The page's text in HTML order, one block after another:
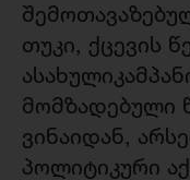
თუკი, ქცევის
მომზადებული
ვინაიდან,
პოლიტიკური